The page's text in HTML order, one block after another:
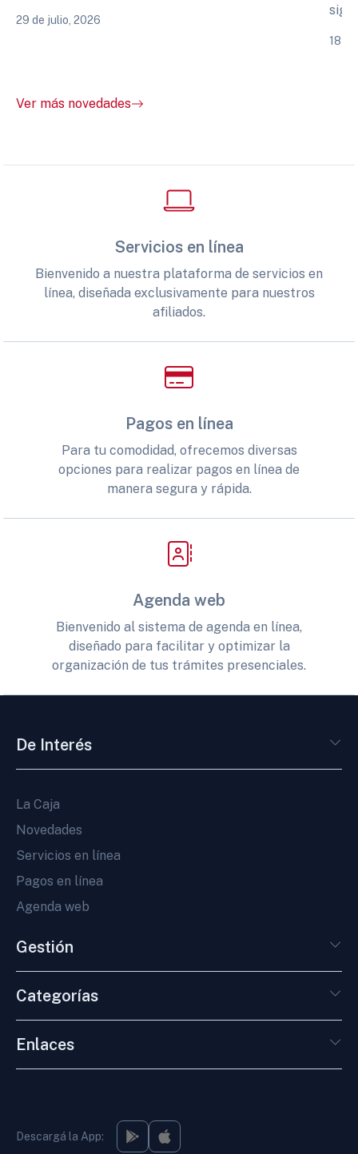
29 de julio, 2026
18
Ver más novedades
Servicios en línea
Bienvenido a nuestra plataforma de servicios en
línea, diseñada exclusivamente para nuestros
afiliados.
Pagos en línea
Para tu comodidad, ofrecemos diversas
opciones para realizar pagos en línea de
manera segura y rápida.
Agenda web
Bienvenido al sistema de agenda en línea,
diseñado para facilitar y optimizar la
organización de tus trámites presenciales.
De Interés
La Caja
Novedades
Servicios en línea
Pagos en línea
Agenda web
Gestión
Categorías
Enlaces
Descargá la App: